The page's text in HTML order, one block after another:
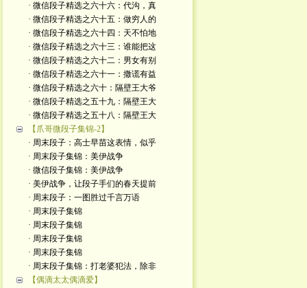
· 微信段子精选之六十六：代沟，真
· 微信段子精选之六十五：做穷人的
· 微信段子精选之六十四：天不怕地
· 微信段子精选之六十三：谁能把这
· 微信段子精选之六十二：男女有别
· 微信段子精选之六十一：撒谎有益
· 微信段子精选之六十：隔壁王大爷
· 微信段子精选之五十九：隔壁王大
· 微信段子精选之五十八：隔壁王大
【爪哥微段子集锦-2】
· 周末段子：高士早苗这表情，似乎
· 周末段子集锦：美伊战争
· 微信段子集锦：美伊战争
· 美伊战争，让段子手们的春天提前
· 周末段子：一图胜过千言万语
· 周末段子集锦
· 周末段子集锦
· 周末段子集锦
· 周末段子集锦
· 周末段子集锦：打老婆犯法，除非
【偶滴太太偶滴爱】